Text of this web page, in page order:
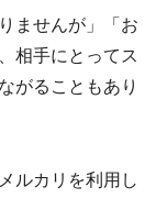
ませんが」「お
相手にとってス
がることもあり
ルカリを利用し